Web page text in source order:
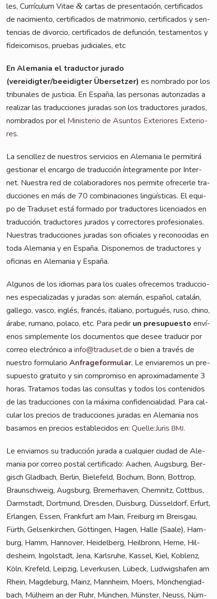
les, Cur­rí­cu­lum Vitae& car­tas de pre­sent­a­ción, cer­ti­fi­ca­dos
de naci­mi­en­to, cer­ti­fi­ca­dos de matri­mo­nio, cer­ti­fi­ca­dos y sen­
ten­ci­as de divor­cio, cer­ti­fi­ca­dos de defun­ción, tes­ta­ment­os y
fidei­comisos, prue­bas judi­cia­les, etc
En Ale­ma­nia el tra­duc­tor jura­do
(vereidigter/beeidigter Über­set­zer) es nomb­ra­do por los
tri­bu­na­les de jus­ti­cia. En Espa­ña, las per­so­nas auto­rizadas a
rea­li­zar las tra­duc­cio­nes jura­das son los tra­duc­to­res jura­dos,
nomb­ra­dos por elMinis­te­rio de Asun­tos Exte­rio­res Exte­rio­
res.
La sen­cil­lez de nues­tros ser­vici­os en Ale­ma­nia le per­mi­tirá
ges­tio­nar el encar­go de tra­duc­ción ínte­gra­men­te por Inter­
net. Nues­tra red de cola­bora­do­res nos per­mi­te ofre­cer­le tra­
duc­cio­nes en más de 70 com­bi­nacio­nes lin­güí­sti­cas. El equi­
po de Tra­du­set está forma­do por tra­duc­to­res licen­cia­dos en
tra­duc­ción, tra­duc­to­res jura­dos y cor­rec­to­res pro­fe­sio­na­les.
Nuestras tra­duc­cio­nes jura­das son ofi­ci­a­les y reco­no­ci­das en
toda Ale­ma­nia y en Espa­ña. Dis­po­ne­mos de tra­duc­to­res y
ofi­ci­nas en Ale­ma­nia y España.
Algu­nos de los idio­mas para los cua­les ofre­ce­mos tra­duc­cio­
nes espe­cia­lizadas y jura­das son: ale­mán, espa­ñol, catalán,
gal­le­go, vas­co, inglés, fran­cés, ita­lia­no, por­tu­gués, ruso, chi­no,
ára­be, ruma­no, pola­co, etc. Para pedir un pre­supues­to enví­
e­nos sim­ple­men­te los docu­ment­os que desee tra­du­cir por
cor­reo elec­tró­ni­co ainfo@traduset.de o bien a tra­vés de
nues­tro for­mu­la­rioAnfra­ge­for­mu­lar. Le envi­a­re­mos un pre­
supues­to gra­tui­to y sin com­promiso en apro­xi­ma­damen­te 3
horas. Tra­ta­mos todas las con­sul­tas y todos los con­teni­dos
de las tra­duc­cio­nes con la máxi­ma con­fi­den­ci­al­i­dad. Para cal­
cu­lar los pre­ci­os de tra­duc­cio­nes jura­das en Ale­ma­nia nos
basa­mos en pre­ci­os estable­ci­dos en:Quelle:JurisBMJ.
Le envia­mos su tra­duc­ción jura­da a cual­quier ciu­dad de Ale­
ma­nia por cor­reo pos­tal cer­ti­fi­ca­do: Aachen, Augs­burg, Ber­
gisch Glad­bach, Ber­lin, Bie­le­feld, Bochum, Bonn, Bot­trop,
Braun­schweig, Augs­burg, Bre­mer­ha­ven, Chem­nitz, Cott­bus,
Darm­stadt, Dort­mund, Dres­den, Duis­burg, Düs­sel­dorf, Erfurt,
Erlan­gen, Essen, Frank­furt am Main, Frei­burg im Breis­gau,
Fürth, Gel­sen­kir­chen, Göt­tin­gen, Hagen, Hal­le (Saa­le), Ham­
burg, Hamm, Han­no­ver, Hei­del­berg, Heil­bronn, Her­ne, Hil­
des­heim, Ingol­stadt, Jena, Karls­ru­he, Kas­sel, Kiel, Koblenz,
Köln, Kre­feld, Leip­zig, Lever­ku­sen, Lübeck, Lud­wigs­ha­fen am
Rhein, Mag­de­burg, Mainz, Mann­heim, Moers, Mön­chen­glad­
bach, Mül­heim an der Ruhr, Mün­chen, Müns­ter, Neuss, Nürn­